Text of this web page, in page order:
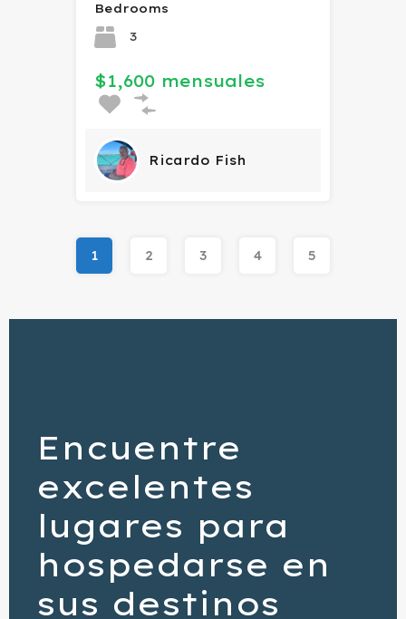
Bedrooms
3
$1,600 mensuales
Ricardo Fish
1 2 3 4 5
Encuentre
excelentes
lugares para
hospedarse en
sus destinos